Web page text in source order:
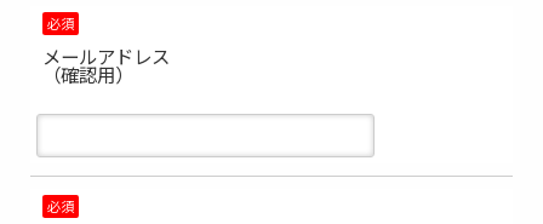
必須
メールアドレス
（確認用）
必須